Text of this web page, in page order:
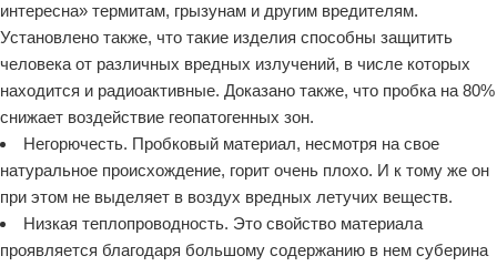
интересна» термитам, грызунам и другим вредителям.
Установлено также, что такие изделия способны защитить
человека от различных вредных излучений, в числе которых
находится и радиоактивные. Доказано также, что пробка на 80%
снижает воздействие геопатогенных зон.
Негорючесть. Пробковый материал, несмотря на свое
натуральное происхождение, горит очень плохо. И к тому же он
при этом не выделяет в воздух вредных летучих веществ.
Низкая теплопроводность. Это свойство материала
проявляется благодаря большому содержанию в нем суберина